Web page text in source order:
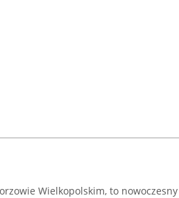
Wielkopolskim, to